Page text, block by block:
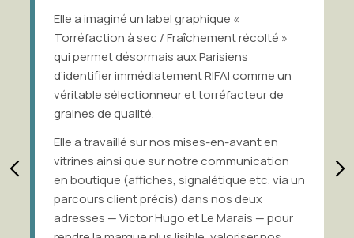
Elle a imaginé un label graphique «
Torréfaction à sec / Fraîchement récolté »
qui permet désormais aux Parisiens
d’identifier immédiatement RIFAI comme un
véritable sélectionneur et torréfacteur de
graines de qualité.
Elle a travaillé sur nos mises-en-avant en
vitrines ainsi que sur notre communication
en boutique (affiches, signalétique etc. via un
parcours client précis) dans nos deux
adresses — Victor Hugo et Le Marais — pour